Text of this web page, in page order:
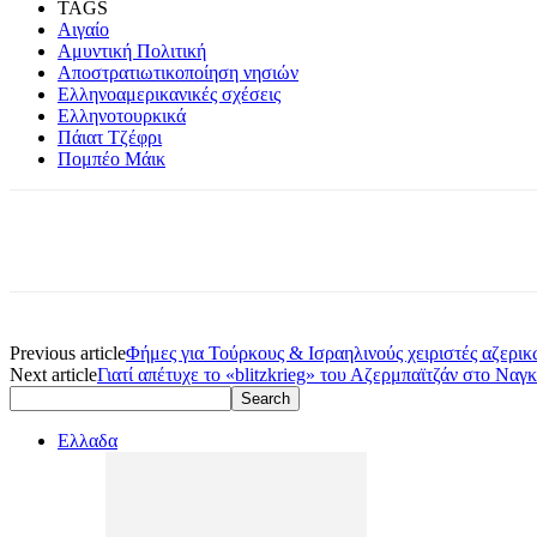
TAGS
Αιγαίο
Αμυντική Πολιτική
Αποστρατιωτικοποίηση νησιών
Ελληνοαμερικανικές σχέσεις
Ελληνοτουρκικά
Πάιατ Τζέφρι
Πομπέο Μάικ
Previous articleΦήμες για Τούρκους & Ισραηλινούς χειριστές
Next articleΓιατί απέτυχε το «blitzkrieg» του Αζερμπαϊτζάν στο
Ελλαδα